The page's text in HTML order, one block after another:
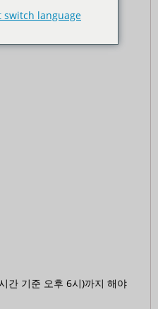
간 기준 오후 6시)까지 해야
switch language